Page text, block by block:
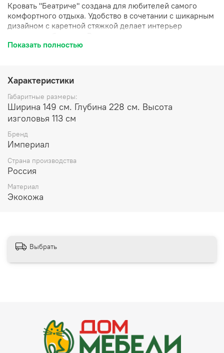
Кровать "Беатриче" создана для любителей самого
комфортного отдыха. Удобство в сочетании с шикарным
дизайном с каретной стяжкой делает интерьер
легкий подъемный механизм и огромный бельевой
от изображения на экране.
Показать полностью
Характеристики
Габаритные размеры:
Ширина 149 см. Глубина 228 см. Высота
изголовья 113 см
Бренд
Империал
Страна производства
Россия
Материал
Экокожа
Выбрать